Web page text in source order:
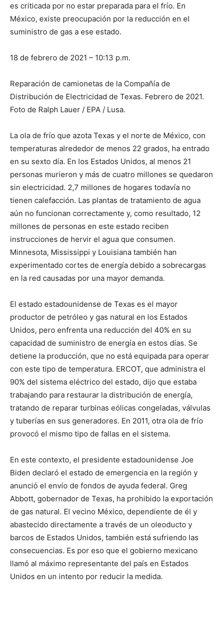
es criticada por no estar preparada para el frío. En
México, existe preocupación por la reducción en el
suministro de gas a ese estado.
18 de febrero de 2021 – 10:13 p.m.
Reparación de camionetas de la Compañía de
Distribución de Electricidad de Texas. Febrero de 2021.
Foto de Ralph Lauer / EPA / Lusa.
La ola de frío que azota Texas y el norte de México, con
temperaturas alrededor de menos 22 grados, ha entrado
en su sexto día. En los Estados Unidos, al menos 21
personas murieron y más de cuatro millones se quedaron
sin electricidad. 2,7 millones de hogares todavía no
tienen calefacción. Las plantas de tratamiento de agua
aún no funcionan correctamente y, como resultado, 12
millones de personas en este estado reciben
instrucciones de hervir el agua que consumen.
Minnesota, Mississippi y Louisiana también han
experimentado cortes de energía debido a sobrecargas
en la red causadas por una mayor demanda.
El estado estadounidense de Texas es el mayor
productor de petróleo y gas natural en los Estados
Unidos, pero enfrenta una reducción del 40% en su
capacidad de suministro de energía en estos días. Se
detiene la producción, que no está equipada para operar
con este tipo de temperatura. ERCOT, que administra el
90% del sistema eléctrico del estado, dijo que estaba
trabajando para restaurar la distribución de energía,
tratando de reparar turbinas eólicas congeladas, válvulas
y tuberías en sus generadores. En 2011, otra ola de frío
provocó el mismo tipo de fallas en el sistema.
En este contexto, el presidente estadounidense Joe
Biden declaró el estado de emergencia en la región y
anunció el envío de fondos de ayuda federal. Greg
Abbott, gobernador de Texas, ha prohibido la exportación
de gas natural. El vecino México, dependiente de él y
abastecido directamente a través de un oleoducto y
barcos de Estados Unidos, también está sufriendo las
consecuencias. Es por eso que el gobierno mexicano
llamó al máximo representante del país en Estados
Unidos en un intento por reducir la medida.